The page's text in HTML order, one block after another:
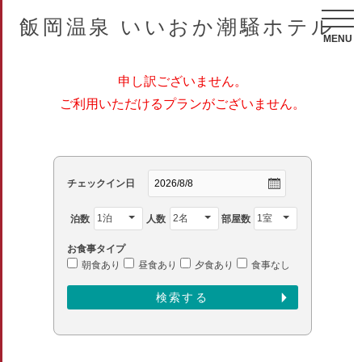
飯岡温泉 いいおか潮騒ホテル
MENU
申し訳ございません。
ご利用いただけるプランがございません。
チェックイン日
泊数 人数 部屋数
お食事タイプ
朝食あり
昼食あり 夕食あり 食事なし